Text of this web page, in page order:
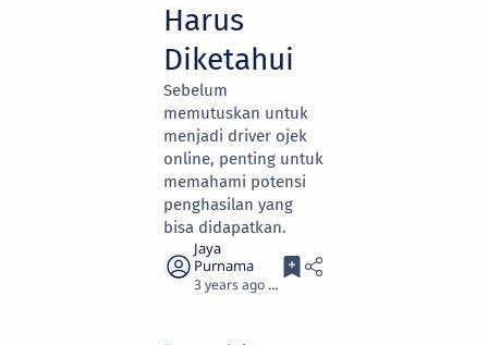
Harus
Diketahui
Sebelum
memutuskan untuk
menjadi driver ojek
online, penting untuk
memahami potensi
penghasilan yang
bisa didapatkan.
3 years ago 3